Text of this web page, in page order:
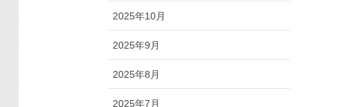
2025年10月
2025年9月
2025年8月
2025年7月